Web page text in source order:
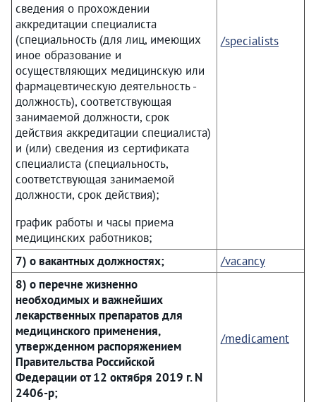
сведения о прохождении
аккредитации специалиста
(специальность (для лиц, имеющих
иное образование и
осуществляющих медицинскую или
фармацевтическую деятельность -
должность), соответствующая
занимаемой должности, срок
действия аккредитации специалиста)
и (или) сведения из сертификата
специалиста (специальность,
соответствующая занимаемой
должности, срок действия);
график работы и часы приема
медицинских работников;
/specialists
7) о вакантных должностях;
/vacancy
8) о перечне жизненно
необходимых и важнейших
лекарственных препаратов для
медицинского применения,
утвержденном распоряжением
Правительства Российской
Федерации от 12 октября 2019 г. N
2406-р;
/medicament